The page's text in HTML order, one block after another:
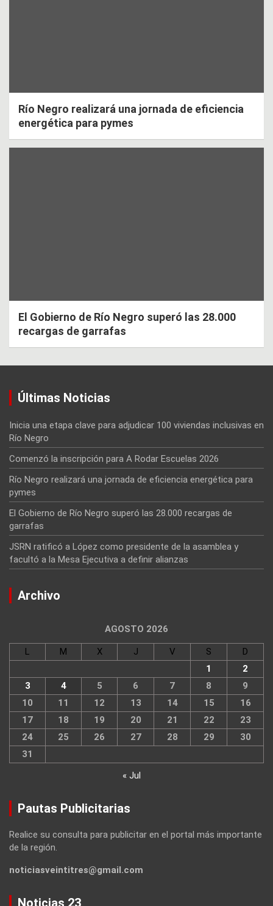
Río Negro realizará una jornada de eficiencia
energética para pymes
El Gobierno de Río Negro superó las 28.000
recargas de garrafas
Últimas Noticias
Inicia una etapa clave para adjudicar 100 viviendas inclusivas en
Río Negro
Comenzó la inscripción para A Rodar Escuelas 2026
Río Negro realizará una jornada de eficiencia energética para
pymes
El Gobierno de Río Negro superó las 28.000 recargas de
garrafas
JSRN ratificó a López como presidente de la asamblea y
facultó a la Mesa Ejecutiva a definir alianzas
Archivo
AGOSTO 2026
L M X J V S
D
1
2
3
4 5 6 7 8
9
10
11 12 13 14 15
16
17
18 19 20 21 22
23
24
25 26 27 28 29
30
31
« Jul
Pautas Publicitarias
Realice su consulta para publicitar en el portal más importante
de la región.
noticiasveintitres@gmail.com
Noticias 23